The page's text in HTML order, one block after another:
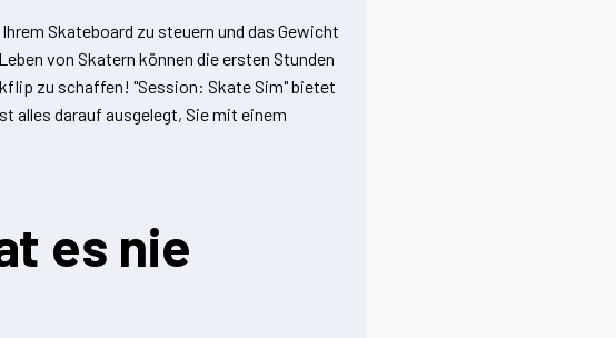
Skateboard zu steuern und das Gewicht
von Skatern können die ersten Stunden
zu schaffen! "Session: Skate Sim" bietet
alles darauf ausgelegt, Sie mit einem
es nie